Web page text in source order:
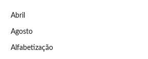
Abril
Agosto
Alfabetização